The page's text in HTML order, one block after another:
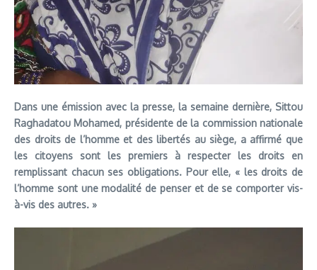
Dans une émission avec la presse, la semaine dernière, Sittou
Raghadatou Mohamed, présidente de la commission nationale
des droits de l’homme et des libertés au siège, a affirmé que
les citoyens sont les premiers à respecter les droits en
remplissant chacun ses obligations. Pour elle, « les droits de
l’homme sont une modalité de penser et de se comporter vis-
à-vis des autres. »